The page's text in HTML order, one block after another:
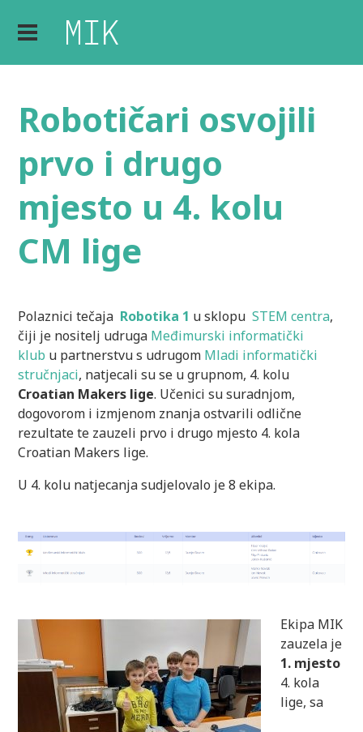
Robotičari osvojili
prvo i drugo
mjesto u 4. kolu
CM lige
Polaznici tečaja Robotika 1 u sklopuSTEM centra,
čiji je nositelj udruga Međimurski informatički
klub u partnerstvu s udrugom Mladi informatički
stručnjaci, natjecali su se u grupnom, 4. kolu
Croatian Makers lige. Učenici su suradnjom,
dogovorom i izmjenom znanja ostvarili odlične
rezultate te zauzeli prvo i drugo mjesto 4. kola
Croatian Makers lige.
U 4. kolu natjecanja sudjelovalo je 8 ekipa.
Ekipa MIK
zauzela je
1. mjesto
4. kola
lige, sa